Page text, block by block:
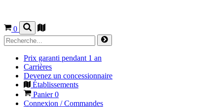
0
Prix garanti pendant 1 an
Carrières
Devenez un concessionnaire
Établissements
Panier0
Connexion / Commandes